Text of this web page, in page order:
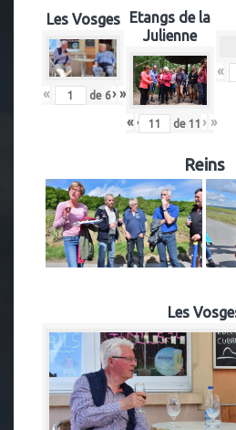
Les Vosges
« ‹ de 6› »
Etangs de la
Julienne
« ‹ de 11 › »
« ‹
Reins
Les